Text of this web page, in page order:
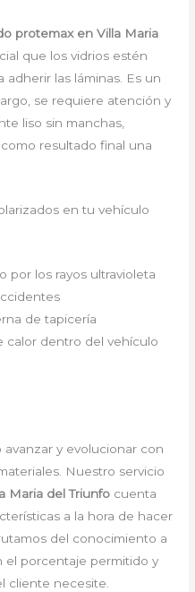
protemax en Villa Maria
que los vidrios estén
adherir las láminas. Es un
se requiere atención y
liso sin manchas,
resultado final una
en tu vehículo
por los rayos ultravioleta
de tapicería
calor dentro del vehículo
y evolucionar con
Nuestro servicio
Maria del Triunfo cuenta
a la hora de hacer
del conocimiento a
el porcentaje permitido y
cliente necesite.